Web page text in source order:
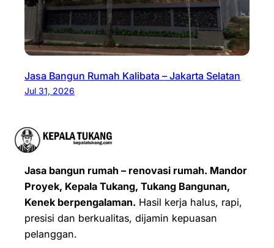
Jasa Bangun Rumah Kalibata – Jakarta Selatan
Jul 31, 2026
Jasa bangun rumah – renovasi rumah. Mandor
Proyek, Kepala Tukang, Tukang Bangunan,
Kenek berpengalaman. Hasil kerja halus, rapi,
presisi dan berkualitas, dijamin kepuasan
pelanggan.